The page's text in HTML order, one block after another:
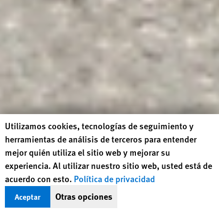
Human Rights Watch cookie preferences
Utilizamos cookies, tecnologías de seguimiento y
herramientas de análisis de terceros para entender
mejor quién utiliza el sitio web y mejorar su
experiencia. Al utilizar nuestro sitio web, usted está de
acuerdo con esto. Política de privacidad
Aceptar Otras opciones